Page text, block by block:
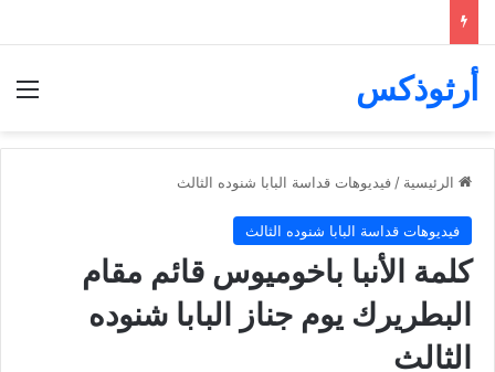
أرثوذكس
الرئيسية / فيديوهات قداسة البابا شنوده الثالث
فيديوهات قداسة البابا شنوده الثالث
كلمة الأنبا باخوميوس قائم مقام
البطريرك يوم جناز البابا شنوده
الثالث